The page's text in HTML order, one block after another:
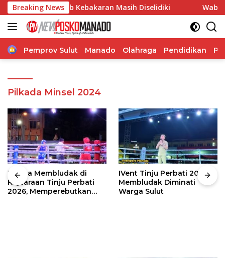
Langsung
ke
konten
Breaking NewsKebakaran Masih Diselidiki Wabup
Home
Pemprov Sulut Manado Olahraga Pendidikan
Pilkada Minsel 2024
Warga Membludak di
Kejuaraan Tinju Perbati
2026, Memperebutkan
IVent Tinju Perbati 2026
Membludak Diminati
Warga Sulut